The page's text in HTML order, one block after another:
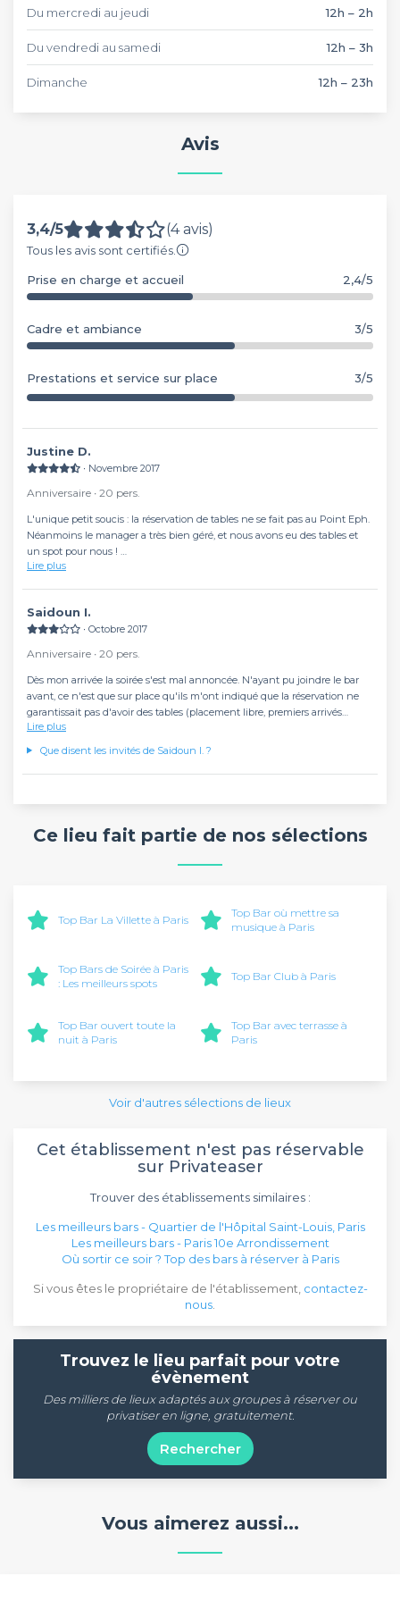
Du mercredi au jeudi 12h – 2h
Du vendredi au samedi 12h – 3h
Dimanche 12h – 23h
Avis
3,4/5 (4 avis)
Tous les avis sont certifiés.
Prise en charge et accueil 2,4/5
Cadre et ambiance 3/5
Prestations et service sur place 3/5
Justine D.
∙ Novembre 2017
Anniversaire ∙ 20 pers.
L'unique petit soucis : la réservation de tables ne se fait pas au Point Eph.
Néanmoins le manager a très bien géré, et nous avons eu des tables et
un spot pour nous !
Au top !!
Lire plus
Saidoun I.
∙ Octobre 2017
Anniversaire ∙ 20 pers.
Dès mon arrivée la soirée s'est mal annoncée. N'ayant pu joindre le bar
avant, ce n'est que sur place qu'ils m'ont indiqué que la réservation ne
garantissait pas d'avoir des tables (placement libre, premiers arrivés
premiers servis)
sont venus déguisés et ont quand même payé l'entrée. Il n'y avait
d'ailleurs pas d'happy hour !
anniversaire !
Lire plus
Que disent les invités de Saidoun I. ?
Ce lieu fait partie de nos sélections
Top Bar La Villette à Paris
Top Bar où mettre sa
musique à Paris
Top Bars de Soirée à Paris
: Les meilleurs spots
Top Bar Club à Paris
Top Bar ouvert toute la
nuit à Paris
Top Bar avec terrasse à
Paris
Voir d'autres sélections de lieux
Cet établissement n'est pas réservable
sur Privateaser
Trouver des établissements similaires :
Les meilleurs bars - Quartier de l'Hôpital Saint-Louis, Paris
Les meilleurs bars - Paris 10e Arrondissement
Où sortir ce soir ? Top des bars à réserver à Paris
Si vous êtes le propriétaire de l'établissement, contactez-
nous
Trouvez le lieu parfait pour votre
évènement
Des milliers de lieux adaptés aux groupes à réserver ou
privatiser en ligne, gratuitement.
Rechercher
Vous aimerez aussi...